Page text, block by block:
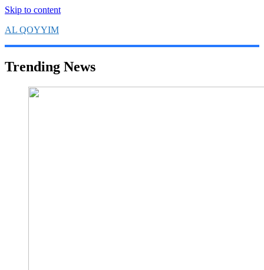
Skip to content
AL QOYYIM
Yayasan Al Qoyyim Sukoharjo
Trending News